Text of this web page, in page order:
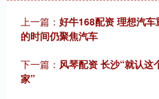
上一篇： 好牛168配资 理想汽
的时间仍聚焦汽车
下一篇： 风琴配资 长沙“就认这
家”